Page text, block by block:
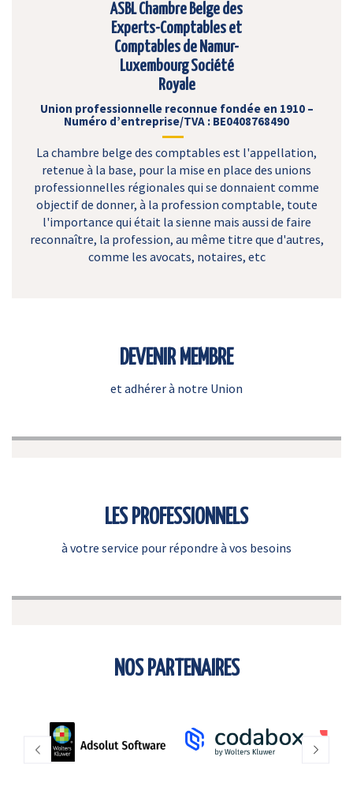
ASBL Chambre Belge des
Experts-Comptables et
Comptables de Namur-
Luxembourg Société
Royale
Union professionnelle reconnue fondée en 1910 –
Numéro d’entreprise/TVA : BE0408768490
La chambre belge des comptables est l'appellation,
retenue à la base, pour la mise en place des unions
professionnelles régionales qui se donnaient comme
objectif de donner, à la profession comptable, toute
l'importance qui était la sienne mais aussi de faire
reconnaître, la profession, au même titre que d'autres,
comme les avocats, notaires, etc
DEVENIR MEMBRE
et adhérer à notre Union
LES PROFESSIONNELS
à votre service pour répondre à vos besoins
NOS PARTENAIRES